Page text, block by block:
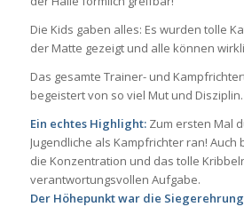
Die Kids gaben alles: Es wurden tolle
der Matte gezeigt und alle können
Das gesamte Trainer- und
begeistert von so viel Mut und Disziplin.
Ein echtes Highlight: Zum ersten Mal
Jugendliche als Kampfrichter ran!
die Konzentration und das tolle
verantwortungsvollen Aufgabe.
Der Höhepunkt war die